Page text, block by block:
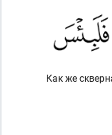
Как же